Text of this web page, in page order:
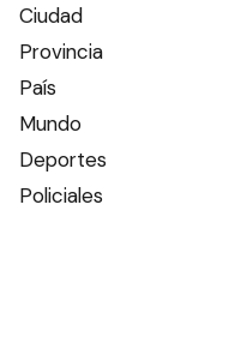
Ciudad
Provincia
País
Mundo
Deportes
Policiales